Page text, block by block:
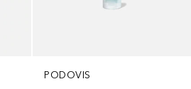
PODOVIS